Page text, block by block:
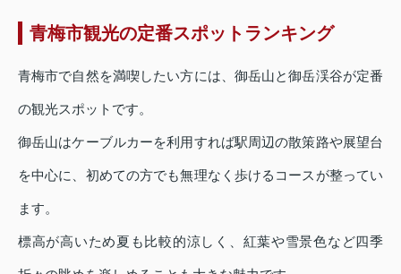
青梅市観光の定番スポットランキング
青梅市で自然を満喫したい方には、御岳山と御岳渓谷が定番
の観光スポットです。
御岳山はケーブルカーを利用すれば駅周辺の散策路や展望台
を中心に、初めての方でも無理なく歩けるコースが整ってい
ます。
標高が高いため夏も比較的涼しく、紅葉や雪景色など四季